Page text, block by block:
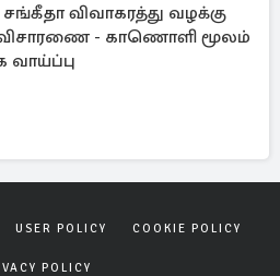
விவாகரத்து வழக்கு
- காணொளி மூலம்
USER POLICY COOKIE POLICY
POLICY